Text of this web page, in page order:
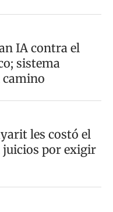
IA contra el
sistema
camino
les costó el
juicios por exigir